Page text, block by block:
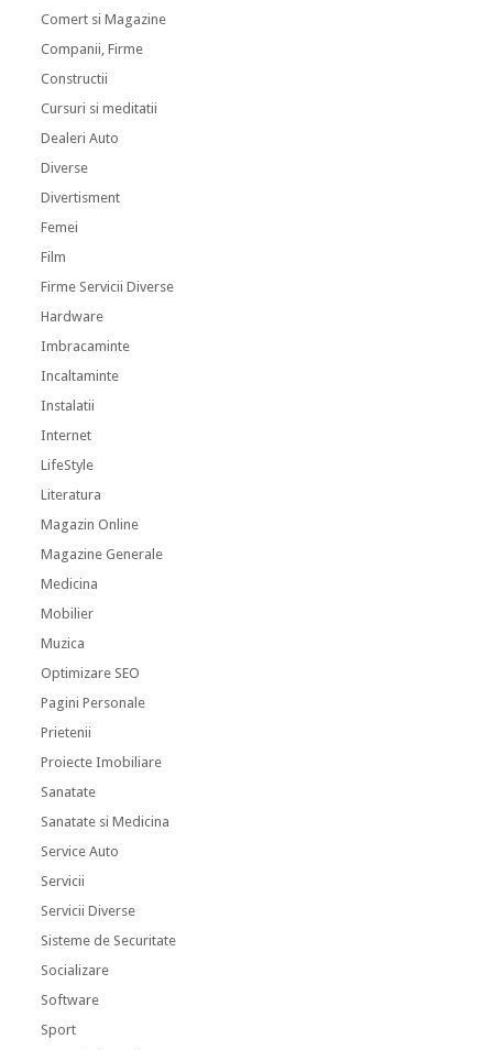
Comert si Magazine
Companii, Firme
Constructii
Cursuri si meditatii
Dealeri Auto
Diverse
Divertisment
Femei
Film
Firme Servicii Diverse
Hardware
Imbracaminte
Incaltaminte
Instalatii
Internet
LifeStyle
Literatura
Magazin Online
Magazine Generale
Medicina
Mobilier
Muzica
Optimizare SEO
Pagini Personale
Prietenii
Proiecte Imobiliare
Sanatate
Sanatate si Medicina
Service Auto
Servicii
Servicii Diverse
Sisteme de Securitate
Socializare
Software
Sport